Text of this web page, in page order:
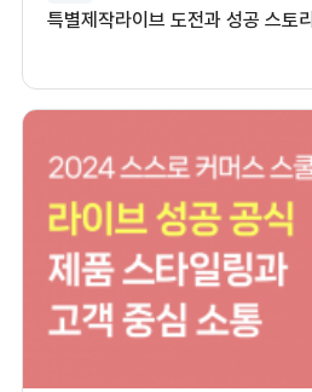
특별제작라이브 도전과 성공 스토리